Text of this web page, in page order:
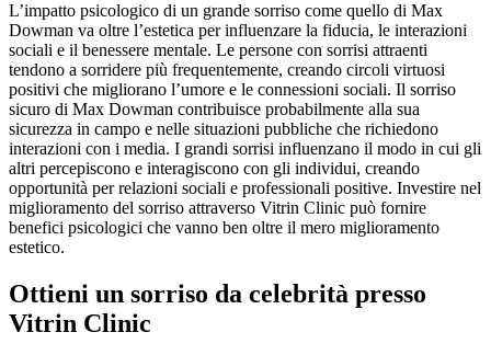
L’impatto psicologico di un grande sorriso come quello di Max
Dowman va oltre l’estetica per influenzare la fiducia, le interazioni
sociali e il benessere mentale. Le persone con sorrisi attraenti
tendono a sorridere più frequentemente, creando circoli virtuosi
positivi che migliorano l’umore e le connessioni sociali. Il sorriso
sicuro di Max Dowman contribuisce probabilmente alla sua
sicurezza in campo e nelle situazioni pubbliche che richiedono
interazioni con i media. I grandi sorrisi influenzano il modo in cui gli
altri percepiscono e interagiscono con gli individui, creando
opportunità per relazioni sociali e professionali positive. Investire nel
miglioramento del sorriso attraverso Vitrin Clinic può fornire
benefici psicologici che vanno ben oltre il mero miglioramento
estetico.
Ottieni un sorriso da celebrità presso
Vitrin Clinic